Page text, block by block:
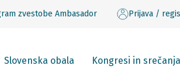
zvestobe Ambasador Prijava /
Slovenska obala Kongresi in srečanja